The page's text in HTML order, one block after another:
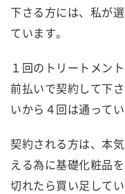
下さる方には、私が
ています。
１回のトリートメン
前払いで契約して下
いから４回は通って
契約される方は、本
える為に基礎化粧品
切れたら買い足して